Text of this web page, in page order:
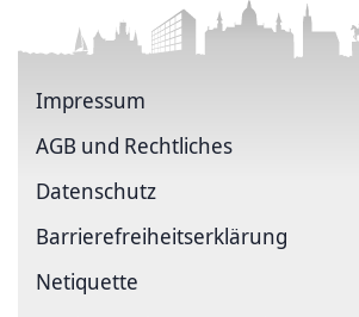
Impressum
AGB und Rechtliches
Datenschutz
Barriere­freiheits­erklärung
Netiquette